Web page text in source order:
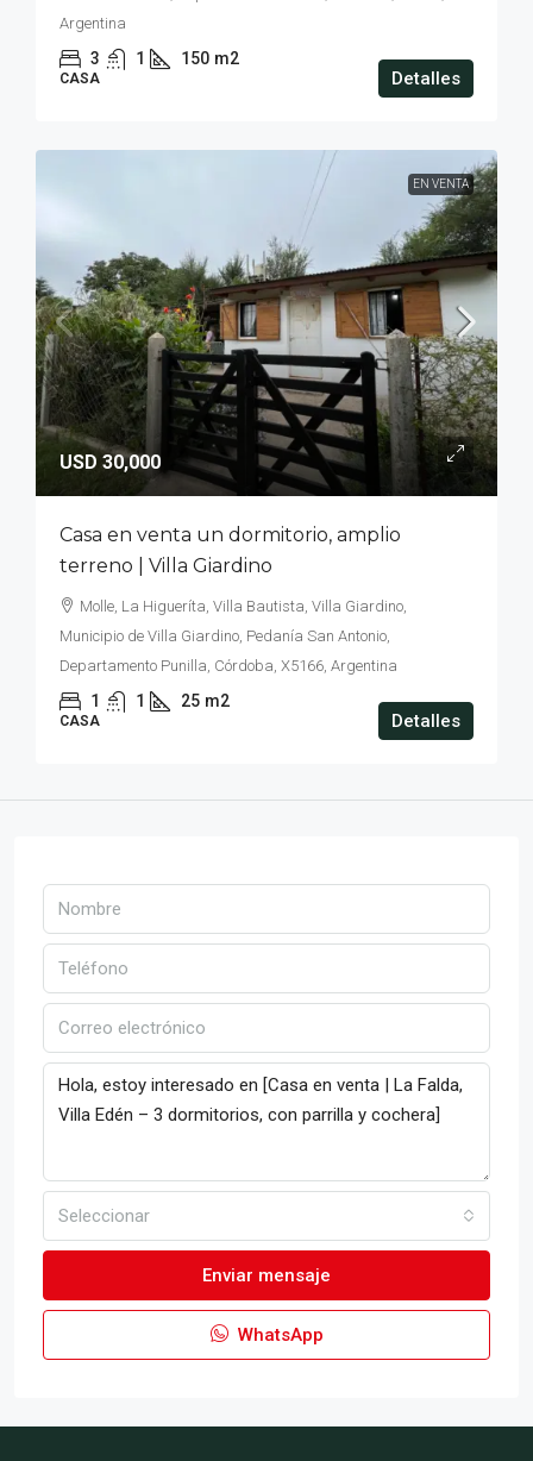
Argentina
3 1 150 m2
CASA Detalles
EN VENTA
USD 30,000
Casa en venta un dormitorio, amplio
terreno | Villa Giardino
Molle, La Higueríta, Villa Bautista, Villa Giardino,
Municipio de Villa Giardino, Pedanía San Antonio,
Departamento Punilla, Córdoba, X5166, Argentina
1 1 25 m2
CASA Detalles
Seleccionar
Enviar mensaje
WhatsApp